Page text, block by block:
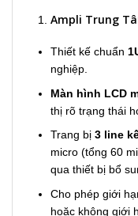
Ampli Trung
Thiết kế chuẩn
nghiệp.
Màn hình LCD
thị rõ trạng thái
Trang bị3 line
micro (tổng 60
qua thiết bị bổ
Cho phép giới
hoặc không giới